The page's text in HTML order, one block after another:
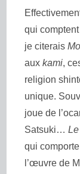
qui
je citerais
auxkami,
religion
unique.
joue de
Satsuki…
qui
l’œuvre de